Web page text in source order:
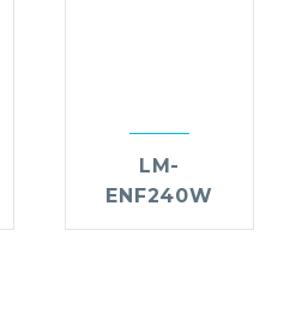
LM-
ENF240W